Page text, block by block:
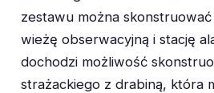
zestawu można
wieżę obserwacyjną i stację
dochodzi możliwość
strażackiego z drabiną, która